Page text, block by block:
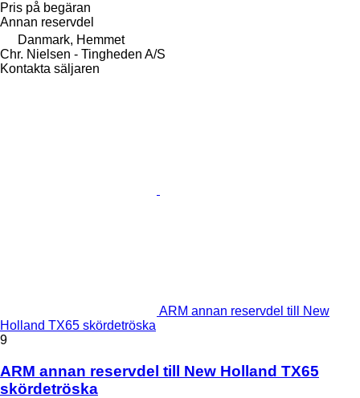
Pris på begäran
Annan reservdel
Danmark, Hemmet
Chr. Nielsen - Tingheden A/S
Kontakta säljaren
ARM annan reservdel till New
Holland TX65 skördetröska
9
ARM annan reservdel till New Holland TX65
skördetröska